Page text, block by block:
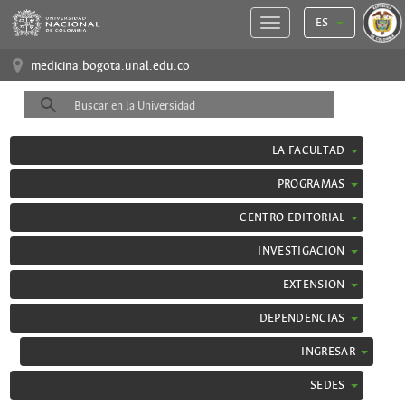
ES
medicina.bogota.unal.edu.co
LA FACULTAD
PROGRAMAS
CENTRO EDITORIAL
INVESTIGACION
EXTENSION
DEPENDENCIAS
INGRESAR
SEDES